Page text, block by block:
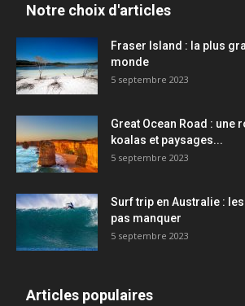
Notre choix d'articles
Fraser Island : la plus
monde
5 septembre 2023
Great Ocean Road : une
koalas et paysages...
5 septembre 2023
Surf trip en Australie :
pas manquer
5 septembre 2023
Articles populaires